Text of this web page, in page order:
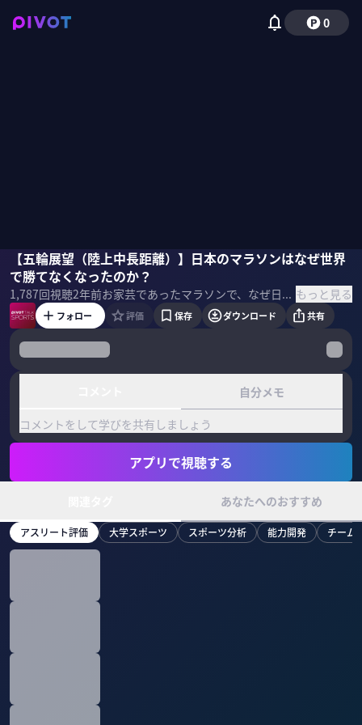
0
【五輪展望（陸上中長距離）】日本のマラソンはなぜ世界
で勝てなくなったのか？
1,787回視聴2年前 お家芸であったマラソンで、なぜ日本は勝てなくなったのか？駅伝、実業団などの日本特有のシステムは五輪にはマイナスなのか？陸上中長距離競技の展望を、駿河台大学駅伝部の徳本一善監督に聞いた。 もっと見る
徳本一善
フォロー 評価 保存 ダウンロード 共有
自分メモ
コメントをして学びを共有しましょう
アプリで視聴する
あなたへのおすすめ
アスリート評価 大学スポーツ スポーツ分析 能力開発 チーム